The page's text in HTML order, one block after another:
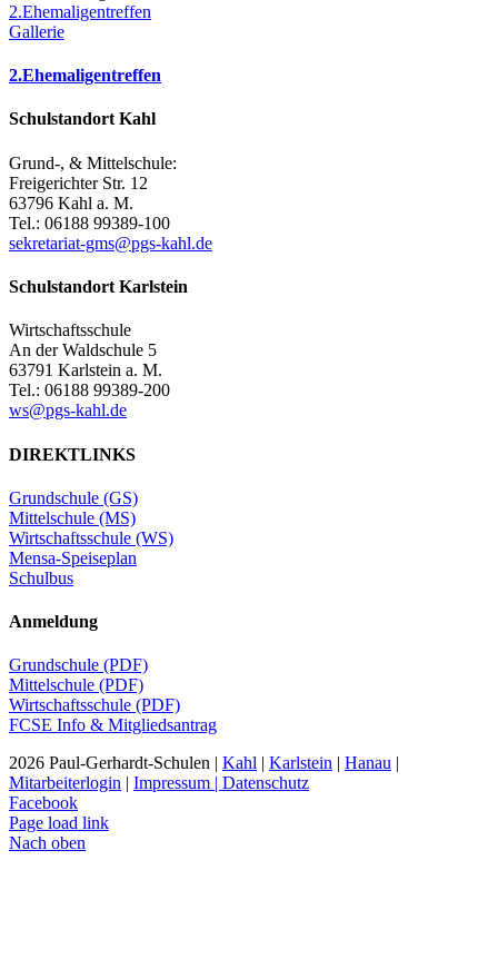
2.Ehemaligentreffen
Gallerie
2.Ehemaligentreffen
Schulstandort Kahl
Grund-, & Mittelschule:
Freigerichter Str. 12
63796 Kahl a. M.
Tel.: 06188 99389-100
sekretariat-gms@pgs-kahl.de
Schulstandort Karlstein
Wirtschaftsschule
An der Waldschule 5
63791 Karlstein a. M.
Tel.: 06188 99389-200
ws@pgs-kahl.de
DIREKTLINKS
Grundschule (GS)
Mittelschule (MS)
Wirtschaftsschule (WS)
Mensa-Speiseplan
Schulbus
Anmeldung
Grundschule (PDF)
Mittelschule (PDF)
Wirtschaftsschule (PDF)
FCSE Info & Mitgliedsantrag
2026 Paul-Gerhardt-Schulen | Kahl | Karlstein | Hanau |
Mitarbeiterlogin | Impressum | Datenschutz
Facebook
Page load link
Nach oben